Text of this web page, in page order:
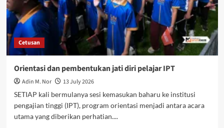
Cetusan
Orientasi dan pembentukan jati diri pelajar IPT
Adin M. Nor
13 July 2026
SETIAP kali bermulanya sesi kemasukan baharu ke institusi
pengajian tinggi (IPT), program orientasi menjadi antara acara
utama yang diberikan perhatian....